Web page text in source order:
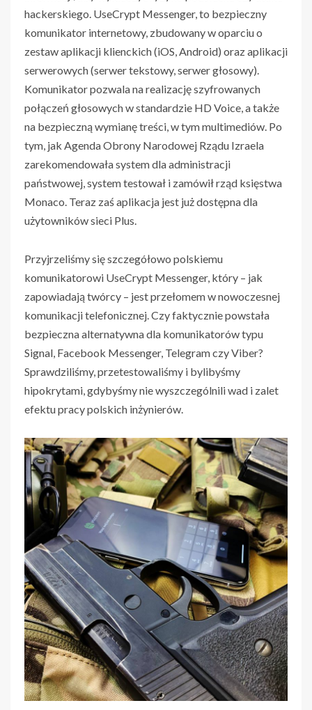
hackerskiego. UseCrypt Messenger, to bezpieczny
komunikator internetowy, zbudowany w oparciu o
zestaw aplikacji klienckich (iOS, Android) oraz aplikacji
serwerowych (serwer tekstowy, serwer głosowy).
Komunikator pozwala na realizację szyfrowanych
połączeń głosowych w standardzie HD Voice, a także
na bezpieczną wymianę treści, w tym multimediów. Po
tym, jak Agenda Obrony Narodowej Rządu Izraela
zarekomendowała system dla administracji
państwowej, system testował i zamówił rząd księstwa
Monaco. Teraz zaś aplikacja jest już dostępna dla
użytowników sieci Plus.
Przyjrzeliśmy się szczegółowo polskiemu
komunikatorowi UseCrypt Messenger, który – jak
zapowiadają twórcy – jest przełomem w nowoczesnej
komunikacji telefonicznej. Czy faktycznie powstała
bezpieczna alternatywna dla komunikatorów typu
Signal, Facebook Messenger, Telegram czy Viber?
Sprawdziliśmy, przetestowaliśmy i bylibyśmy
hipokrytami, gdybyśmy nie wyszczególnili wad i zalet
efektu pracy polskich inżynierów.